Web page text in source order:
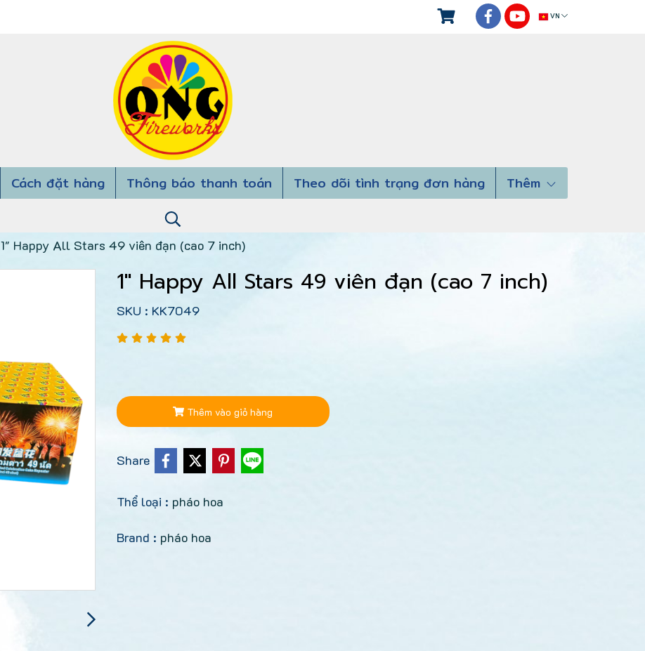
VN
Cách đặt hàng Thông báo thanh toán Theo dõi tình trạng đơn hàng Thêm
1" Happy All Stars 49 viên đạn (cao 7 inch)
1" Happy All Stars 49 viên đạn (cao 7 inch)
SKU : KK7049
Thêm vào giỏ hàng
Share
Thể loại : pháo hoa
Brand : pháo hoa